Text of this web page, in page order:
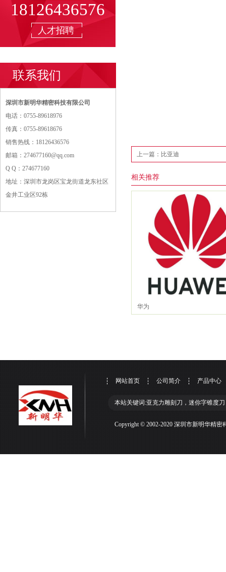
18126436576
人才招聘
联系我们
深圳市新明华精密科技有限公司
电话：0755-89618976
传真：0755-89618676
销售热线：18126436576
邮箱：274677160@qq.com
Q Q：274677160
地址：深圳市龙岗区宝龙街道龙东社区
金井工业区92栋
上一篇：比亚迪
相关推荐
华为
网站首页 公司简介 产品中心
本站关键词:亚克力雕刻刀，迷你字锥度
Copyright © 2002-2020 深圳市新明华精